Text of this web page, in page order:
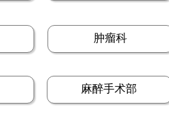
肿瘤科
麻醉手术部